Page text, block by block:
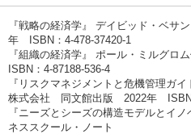
『戦略の経済学』 デイビッド・ベ
年 ISBN：4-478-37420-1
『組織の経済学』 ポール・ミルグ
ISBN：4-87188-536-4
『リスクマネジメントと危機管理ガ
株式会社 同文館出版 2022年 ISBN
『ニーズとシーズの構造モデルとイ
ネススクール・ノート